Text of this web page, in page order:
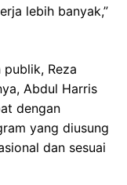
lebih banyak,”
Reza
Abdul Harris
dengan
yang diusung
dan sesuai